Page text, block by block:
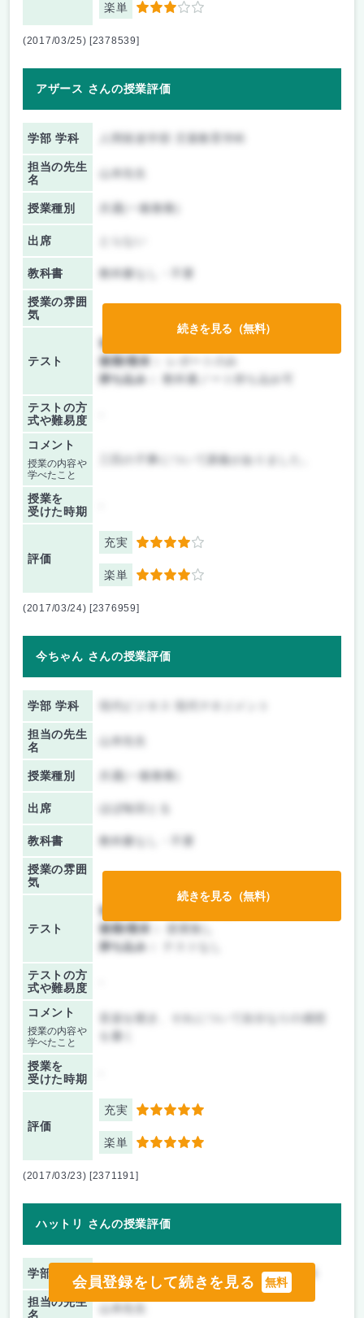
会員登録をして続きを見る 無料
楽単 3
(2017/03/25) [2378539]
アザース さんの授業評価
学部 学科 人間発達学部 児童教育学科
担当の先生
名
授業種別 共通(一般教養)
出席
教科書 教科書なし・不要
授業の雰囲
気
テスト
前期/中間：
後期/期末：
持ち込み：
教科書ノート持ち込み可
テストの方
式や難易度
コメント
授業の内容や
学べたこと
三匹の子豚について講義がありました。
授業を
受けた時期
評価
充実 4
楽単 4
続きを見る（無料）
(2017/03/24) [2376959]
今ちゃん さんの授業評価
学部 学科
担当の先生
名
授業種別 共通(一般教養)
出席 ほぼ毎回とる
教科書 教科書なし・不要
授業の雰囲
気
テスト
前期/中間：
後期/期末：
授業無し
持ち込み：
テストの方
式や難易度
コメント
授業の内容や
学べたこと
を書く
授業を
受けた時期
評価
充実 5
楽単 5
続きを見る（無料）
(2017/03/23) [2371191]
ハットリ さんの授業評価
学部 学科 現代ビジネス学部 現代マネジメント学科
担当の先生
名